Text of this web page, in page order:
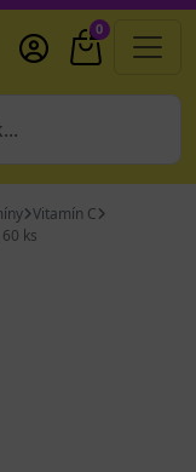
0
Vitamín C
ks